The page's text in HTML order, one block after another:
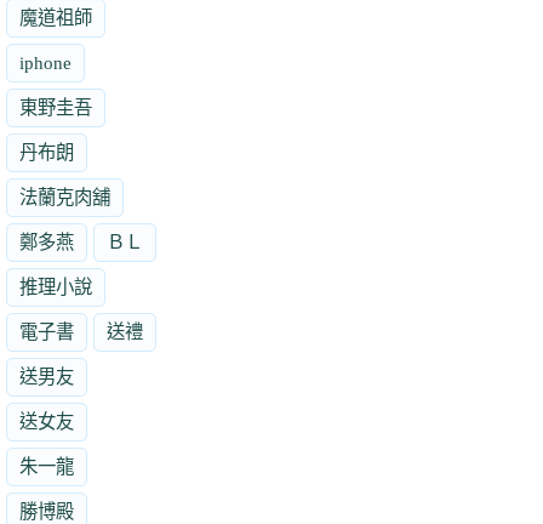
魔道祖師
iphone
東野圭吾
丹布朗
法蘭克肉舖
鄭多燕 ＢＬ
推理小說
電子書 送禮
送男友
送女友
朱一龍
勝博殿